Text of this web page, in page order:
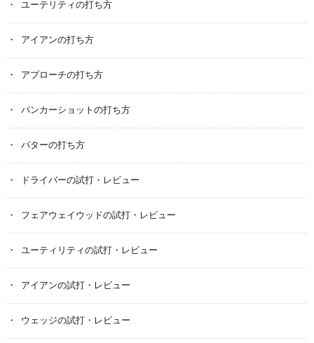
ユーテリティの打ち方
アイアンの打ち方
アプローチの打ち方
バンカーショットの打ち方
パターの打ち方
ドライバーの試打・レビュー
フェアウェイウッドの試打・レビュー
ユーティリティの試打・レビュー
アイアンの試打・レビュー
ウェッジの試打・レビュー